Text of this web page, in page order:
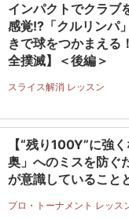
インパクトでクラブ
感覚!?「クルリンパ
きで球をつかまえる
全撲滅】＜後編＞
スライス解消 レッスン
【“残り100Y”に強
奥」へのミスを防ぐ
が意識していること
プロ・トーナメント レッス